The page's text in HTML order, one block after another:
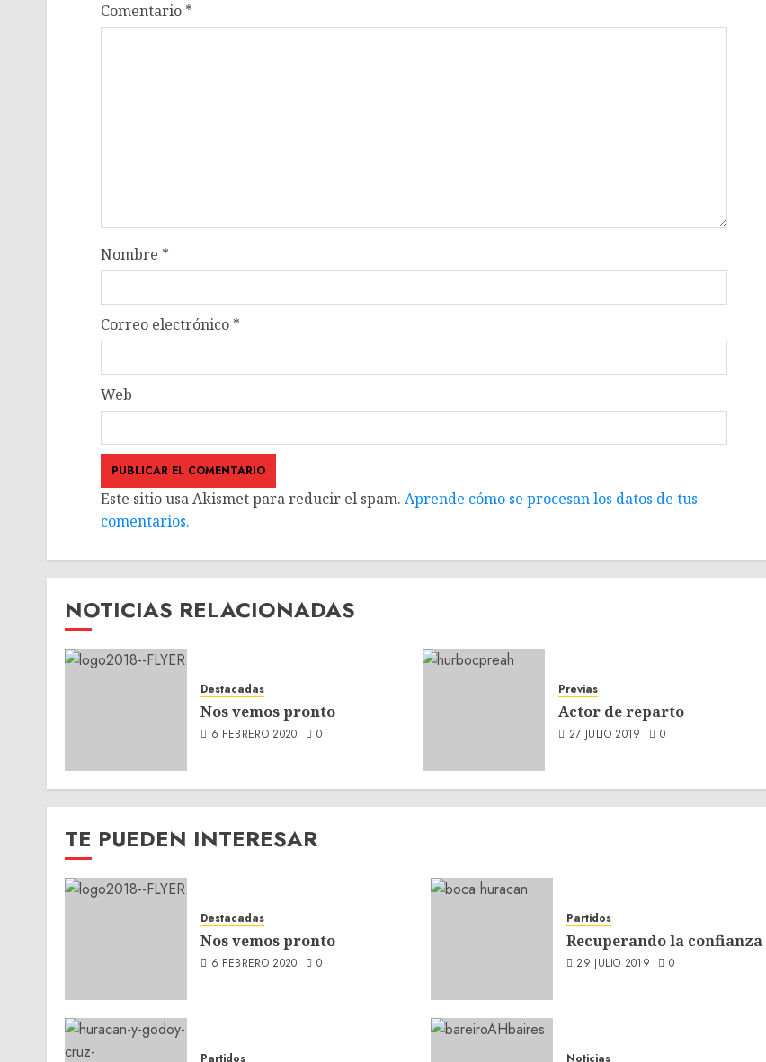
Comentario *
Nombre *
Correo electrónico *
Web
Este sitio usa Akismet para reducir el spam. Aprende cómo se procesan los datos de tus
comentarios.
NOTICIAS RELACIONADAS
Destacadas
Nos vemos pronto
6 FEBRERO 2020 0
Previas
Actor de reparto
27 JULIO 2019 0
TE PUEDEN INTERESAR
Destacadas
Nos vemos pronto
6 FEBRERO 2020 0
Partidos
Recuperando la confianza
29 JULIO 2019 0
Partidos Noticias